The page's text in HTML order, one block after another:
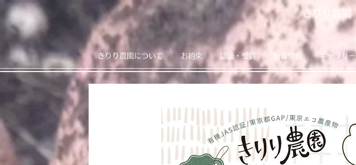
きりり農園
きりり農園について お約束 認証・受賞 新着情報 ギャラリー